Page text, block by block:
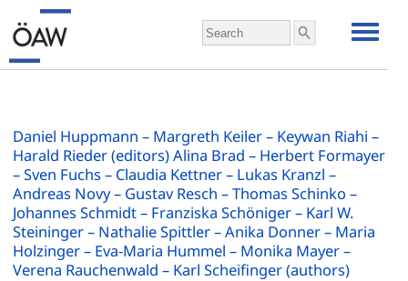
Daniel Huppmann – Margreth Keiler – Keywan Riahi –
Harald Rieder (editors) Alina Brad – Herbert Formayer
– Sven Fuchs – Claudia Kettner – Lukas Kranzl –
Andreas Novy – Gustav Resch – Thomas Schinko –
Johannes Schmidt – Franziska Schöniger – Karl W.
Steininger – Nathalie Spittler – Anika Donner – Maria
Holzinger – Eva-Maria Hummel – Monika Mayer –
Verena Rauchenwald – Karl Scheifinger (authors)